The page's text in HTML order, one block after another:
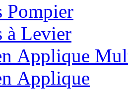
Pompier
à Levier
Applique
Applique